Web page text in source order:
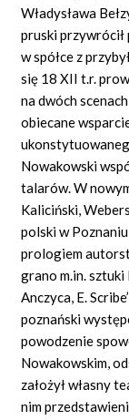
Władysława
pruski przywrócił
w spółce z
się 18 XII t.r.
na dwóch
obiecane
Nowakowski
talarów. W
Kaliciński,
polski w
prologiem
grano m.in.
Anczyca, E.
poznański
powodzenie
Nowakowskim,
założył własny
nim